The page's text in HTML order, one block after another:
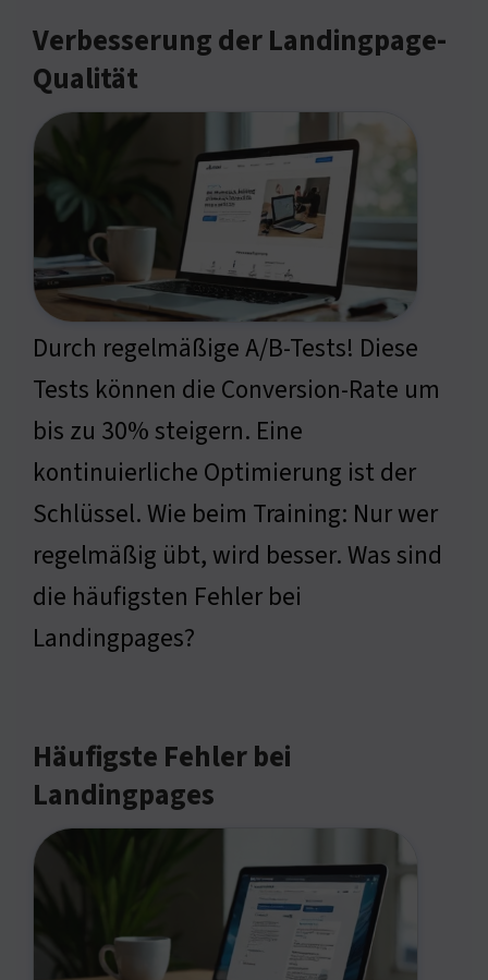
Verbesserung der Landingpage-
Qualität
Durch regelmäßige A/B-Tests! Diese
Tests können die Conversion-Rate um
bis zu 30% steigern. Eine
kontinuierliche Optimierung ist der
Schlüssel. Wie beim Training: Nur wer
regelmäßig übt, wird besser. Was sind
die häufigsten Fehler bei
Landingpages?
Häufigste Fehler bei
Landingpages